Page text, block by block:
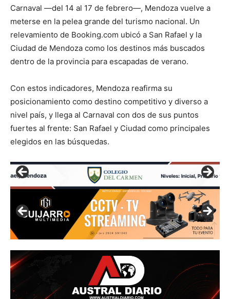
Carnaval —del 14 al 17 de febrero—, Mendoza vuelve a
meterse en la pelea grande del turismo nacional. Un
relevamiento de Booking.com ubicó a San Rafael y la
Ciudad de Mendoza como los destinos más buscados
dentro de la provincia para escapadas de verano.
Con estos indicadores, Mendoza reafirma su
posicionamiento como destino competitivo y diverso a
nivel país, y llega al Carnaval con dos de sus puntos
fuertes al frente: San Rafael y Ciudad como principales
elegidos en las búsquedas.